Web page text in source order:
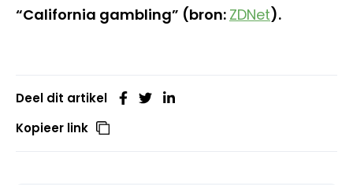
“California gambling” (bron: ZDNet).
Deel dit artikel
Kopieer link